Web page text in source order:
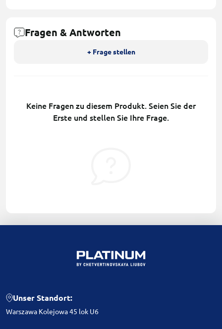
Fragen & Antworten
+ Frage stellen
Keine Fragen zu diesem Produkt. Seien Sie der
Erste und stellen Sie Ihre Frage.
Unser Standort:
Warszawa Kolejowa 45 lok U6